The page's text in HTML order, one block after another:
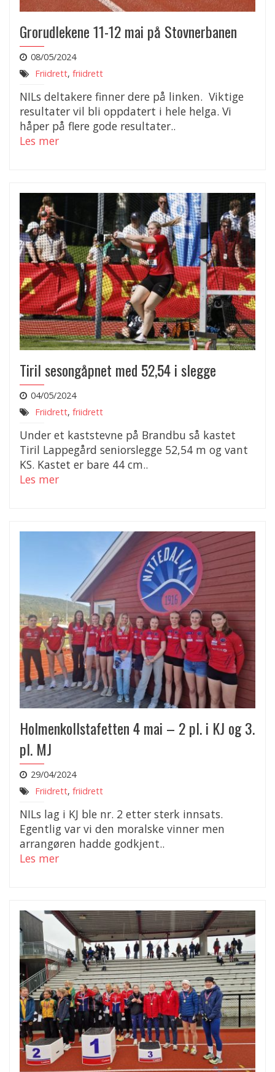
Grorudlekene 11-12 mai på Stovnerbanen
08/05/2024
Friidrett, friidrett
NILs deltakere finner dere på linken. Viktige
resultater vil bli oppdatert i hele helga. Vi
håper på flere gode resultater..
Les mer
Tiril sesongåpnet med 52,54 i slegge
04/05/2024
Friidrett, friidrett
Under et kaststevne på Brandbu så kastet
Tiril Lappegård seniorslegge 52,54 m og vant
KS. Kastet er bare 44 cm..
Les mer
Holmenkollstafetten 4 mai – 2 pl. i KJ og 3.
pl. MJ
29/04/2024
Friidrett, friidrett
NILs lag i KJ ble nr. 2 etter sterk innsats.
Egentlig var vi den moralske vinner men
arrangøren hadde godkjent..
Les mer